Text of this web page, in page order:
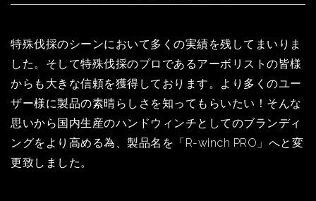
特殊伐採のシーンにおいて多くの実績を残してまいりま
した。そして特殊伐採のプロであるアーボリストの皆様
からも大きな信頼を獲得しております。より多くのユー
ザー様に製品の素晴らしさを知ってもらいたい！そんな
思いから国内生産のハンドウィンチとしてのブランディ
ングをより高める為、製品名を「R-winch PRO」へと変
更致しました。